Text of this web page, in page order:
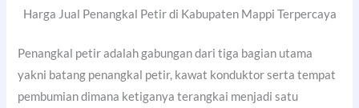
Harga Jual Penangkal Petir di Kabupaten Mappi Terpercaya
Penangkal petir adalah gabungan dari tiga bagian utama
yakni batang penangkal petir, kawat konduktor serta tempat
pembumian dimana ketiganya terangkai menjadi satu